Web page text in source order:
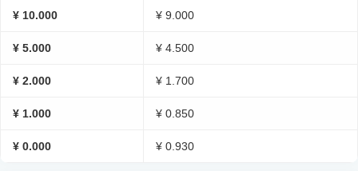
¥ 10.000 ¥ 9.000
¥ 5.000 ¥ 4.500
¥ 2.000 ¥ 1.700
¥ 1.000 ¥ 0.850
¥ 0.000 ¥ 0.930